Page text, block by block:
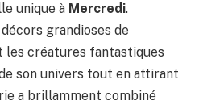
unique à Mercredi.
grandioses de
les créatures fantastiques
son univers tout en attirant
a brillamment combiné